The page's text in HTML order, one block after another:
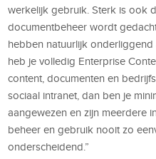
werkelijk gebruik. Sterk is ook
documentbeheer wordt
hebben natuurlijk
heb je volledig Enterprise
content, documenten en
sociaal intranet, dan ben je
aangewezen en zijn meerdere
beheer en gebruik nooit zo
onderscheidend.”